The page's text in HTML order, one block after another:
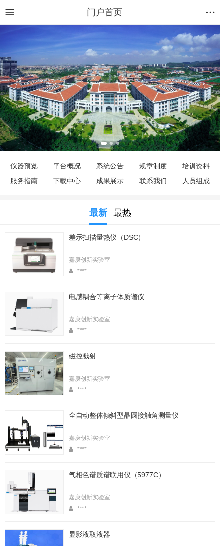
门户首页
仪器预览 平台概况 系统公告 规章制度
培训资料
服务指南
下载中心 成果展示 联系我们 人员组成
最新 最热
差示扫描量热仪（DSC）
嘉庚创新实验室
****
电感耦合等离子体质谱仪
嘉庚创新实验室
****
磁控溅射
嘉庚创新实验室
****
全自动整体倾斜型晶圆接触角测量仪
嘉庚创新实验室
****
气相色谱质谱联用仪（5977C）
嘉庚创新实验室
****
显影液取液器